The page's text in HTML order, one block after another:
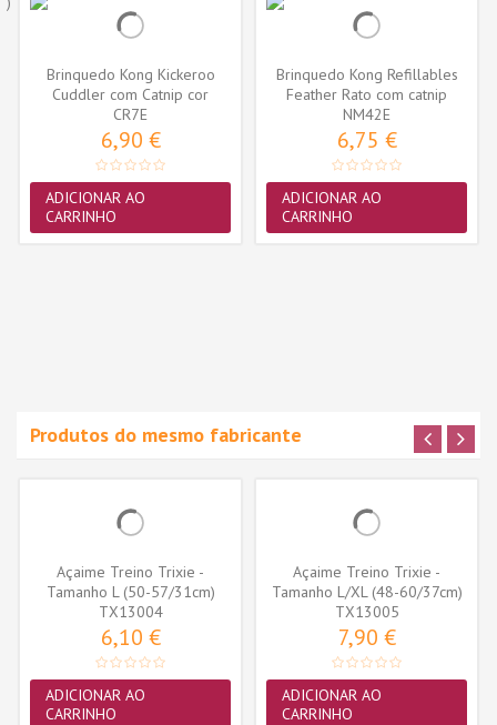
Brinquedo Kong Kickeroo
Cuddler com Catnip cor
sortida...
CR7E
6,90 €
ADICIONAR AO
CARRINHO
Brinquedo Kong Refillables
Feather Rato com catnip
(NM42E)
NM42E
6,75 €
ADICIONAR AO
CARRINHO
Produtos do mesmo fabricante
Açaime Treino Trixie -
Tamanho L (50-57/31cm)
(TX13004)
TX13004
6,10 €
ADICIONAR AO
CARRINHO
Açaime Treino Trixie -
Tamanho L/XL (48-60/37cm)
(TX13005)
TX13005
7,90 €
ADICIONAR AO
CARRINHO